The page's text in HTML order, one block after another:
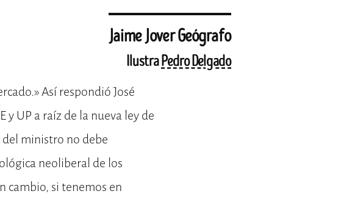
Jaime Jover Geógrafo
IlustraPedro Delgado
Así respondió José
y UP a raíz de la nueva ley de
ministro no debe
neoliberal de los
cambio, si tenemos en